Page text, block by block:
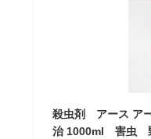
殺虫剤 アース ア
治 1000ml 害虫